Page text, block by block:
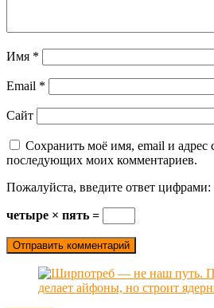
Имя *
Email *
Сайт
Сохранить моё имя, email и адрес
последующих моих комментариев.
Пожалуйста, введите ответ цифрами:
четыре × пять =